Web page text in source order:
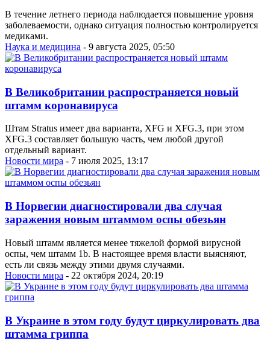
В течение летнего периода наблюдается повышение уровня
заболеваемости, однако ситуация полностью контролируется
медиками.
Наука и медицина - 9 августа 2025, 05:50
В Великобритании распространяется новый
штамм коронавируса
Штам Stratus имеет два варианта, XFG и XFG.3, при этом
XFG.3 составляет большую часть, чем любой другой
отдельный вариант.
Новости мира - 7 июля 2025, 13:17
В Норвегии диагностировали два случая
заражения новым штаммом оспы обезьян
Новый штамм является менее тяжелой формой вирусной
оспы, чем штамм 1b. В настоящее время власти выясняют,
есть ли связь между этими двумя случаями.
Новости мира - 22 октября 2024, 20:19
В Украине в этом году будут циркулировать два
штамма гриппа